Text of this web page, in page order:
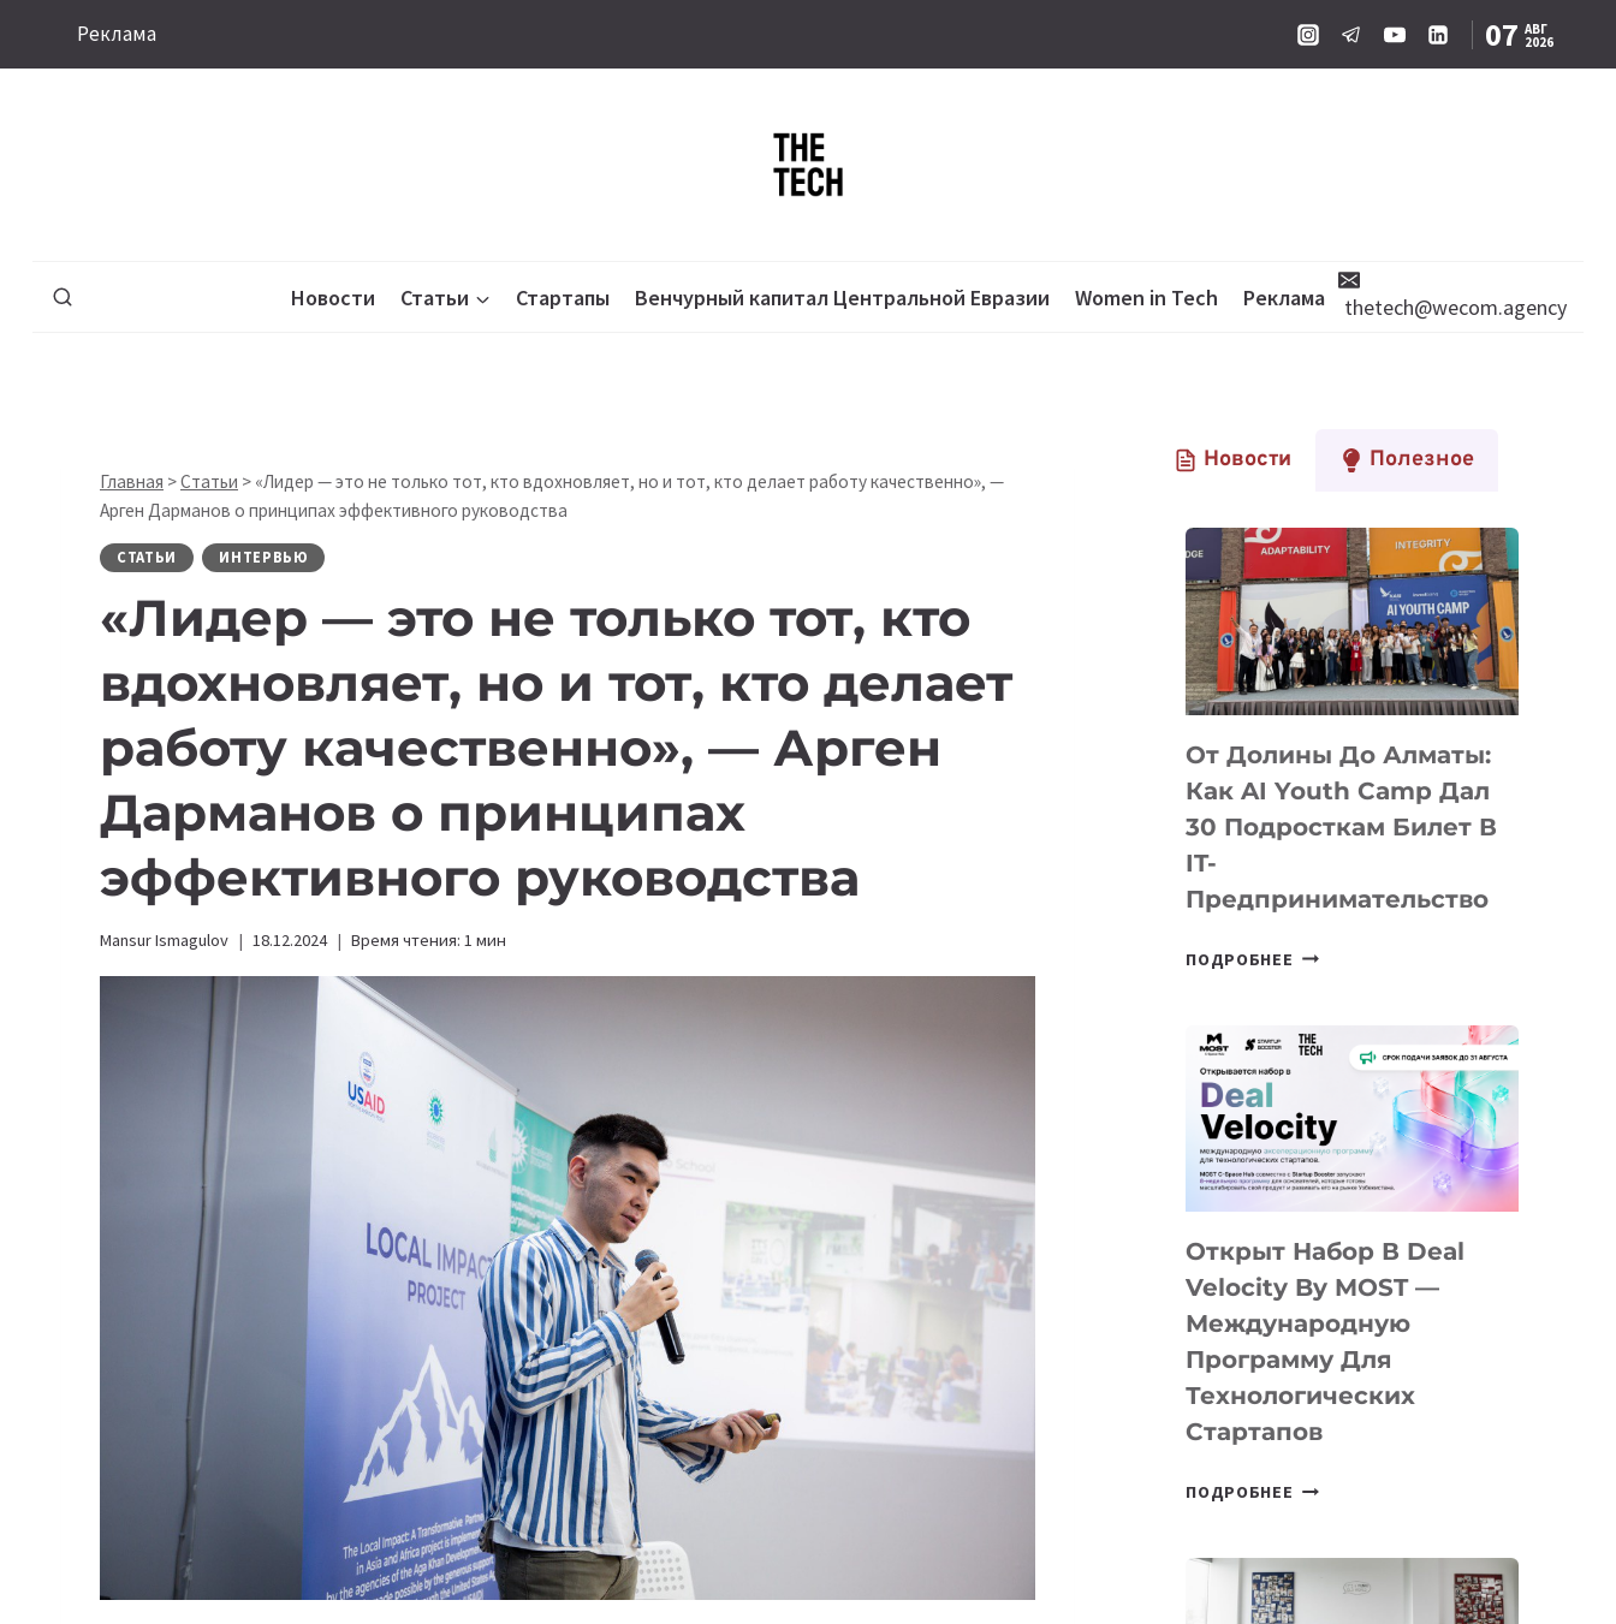
Реклама 07 АВГ
2026
Новости Статьи Стартапы Венчурный капитал Центральной Евразии Women in Tech Реклама thetech@wecom.agency
Главная >Статьи > «Лидер — это не только тот, кто вдохновляет, но и тот, кто делает работу качественно», —
Арген Дарманов о принципах эффективного руководства
СТАТЬИ ИНТЕРВЬЮ
«Лидер — это не только тот, кто
вдохновляет, но и тот, кто делает
работу качественно», — Арген
Дарманов о принципах
эффективного руководства
Mansur Ismagulov 18.12.2024 Время чтения: 1 мин
Новости Полезное
От Долины До Алматы:
Как AI Youth Camp Дал
30 Подросткам Билет В
IT-
Предпринимательство
ПОДРОБНЕЕ ОТ
АЛМАТЫ:
YOUTH
CAMP
ДАЛ
ПОДРОСТКАМ
БИЛЕТ
IT-
ПРЕДПРИНИМАТЕЛЬСТВО
Открыт Набор В Deal
Velocity By MOST —
Международную
Программу Для
Технологических
Стартапов
ПОДРОБНЕЕ ОТКРЫТ
DEAL
VELOCITY